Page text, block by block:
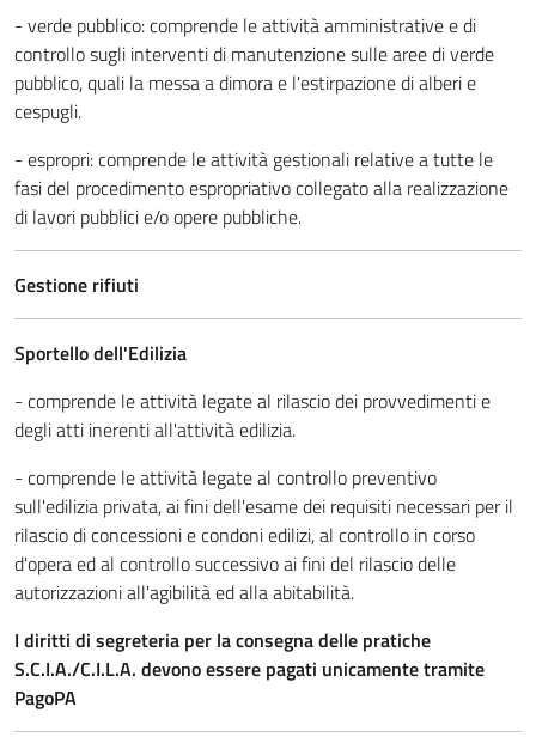
- verde pubblico: comprende le attività amministrative e di
controllo sugli interventi di manutenzione sulle aree di verde
pubblico, quali la messa a dimora e l'estirpazione di alberi e
cespugli.
- espropri: comprende le attività gestionali relative a tutte le
fasi del procedimento espropriativo collegato alla realizzazione
di lavori pubblici e/o opere pubbliche.
Gestione rifiuti
Sportello dell'Edilizia
- comprende le attività legate al rilascio dei provvedimenti e
degli atti inerenti all'attività edilizia.
- comprende le attività legate al controllo preventivo
sull'edilizia privata, ai fini dell'esame dei requisiti necessari per il
rilascio di concessioni e condoni edilizi, al controllo in corso
d'opera ed al controllo successivo ai fini del rilascio delle
autorizzazioni all'agibilità ed alla abitabilità.
I diritti di segreteria per la consegna delle pratiche
S.C.I.A./C.I.L.A. devono essere pagati unicamente tramite
PagoPA